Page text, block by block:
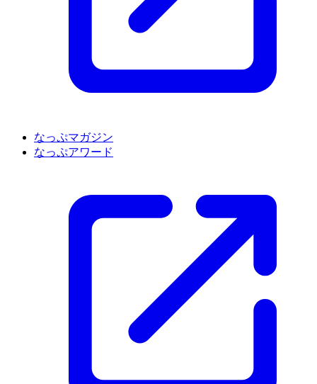
なっぷマガジン
なっぷアワード